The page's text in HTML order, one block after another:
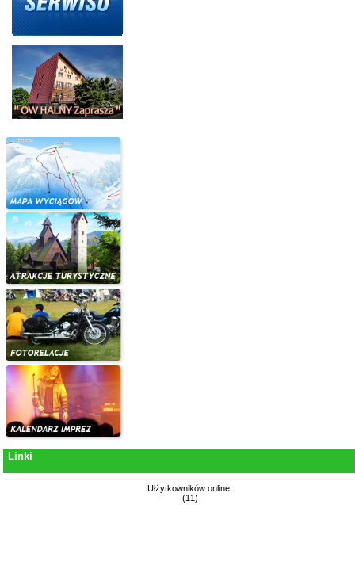
Linki
Ułźytkowników online:
(11)